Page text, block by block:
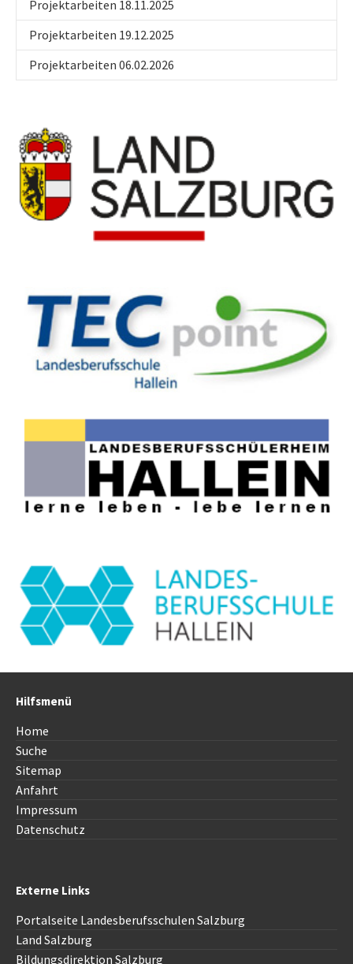
Projektarbeiten 18.11.2025
Projektarbeiten 19.12.2025
Projektarbeiten 06.02.2026
Hilfsmenü
Home
Suche
Sitemap
Anfahrt
Impressum
Datenschutz
Externe Links
Portalseite Landesberufsschulen Salzburg
Land Salzburg
Bildungsdirektion Salzburg